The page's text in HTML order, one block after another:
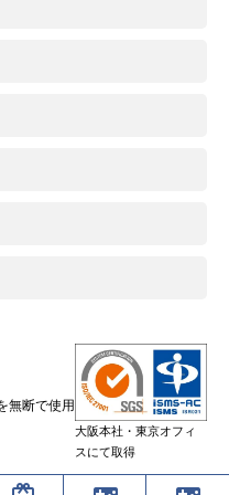
無断で使用
大阪本社・東京オフィ
スにて取得